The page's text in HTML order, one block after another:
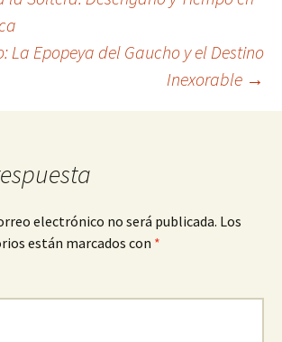
La Epopeya del Gaucho y el Destino
Inexorable →
electrónico no será publicada. Los
están marcados con *